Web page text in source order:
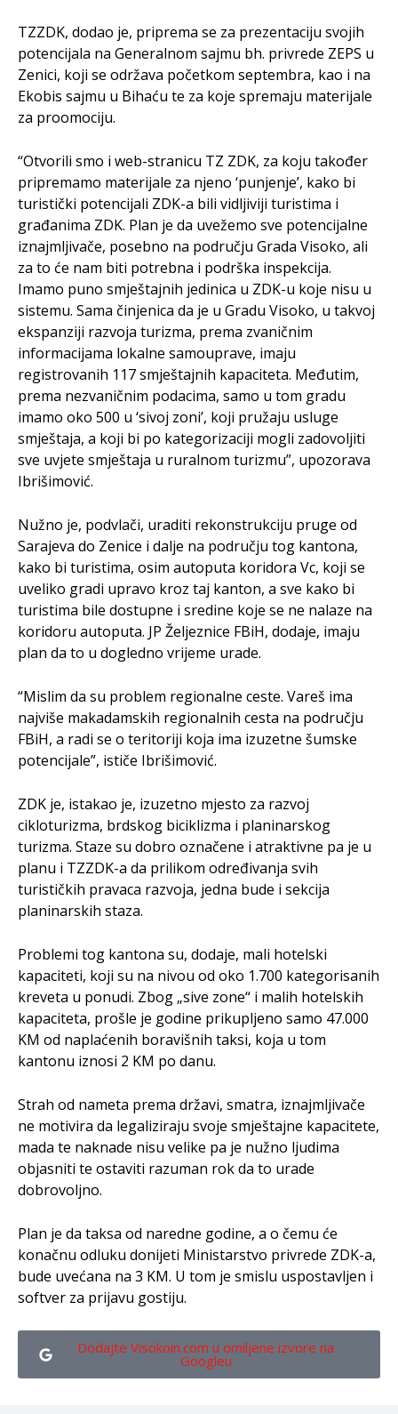
TZZDK, dodao je, priprema se za prezentaciju svojih
potencijala na Generalnom sajmu bh. privrede ZEPS u
Zenici, koji se održava početkom septembra, kao i na
Ekobis sajmu u Bihaću te za koje spremaju materijale
za proomociju.
“Otvorili smo i web-stranicu TZ ZDK, za koju također
pripremamo materijale za njeno ‘punjenje’, kako bi
turistički potencijali ZDK-a bili vidljiviji turistima i
građanima ZDK. Plan je da uvežemo sve potencijalne
iznajmljivače, posebno na području Grada Visoko, ali
za to će nam biti potrebna i podrška inspekcija.
Imamo puno smještajnih jedinica u ZDK-u koje nisu u
sistemu. Sama činjenica da je u Gradu Visoko, u takvoj
ekspanziji razvoja turizma, prema zvaničnim
informacijama lokalne samouprave, imaju
registrovanih 117 smještajnih kapaciteta. Međutim,
prema nezvaničnim podacima, samo u tom gradu
imamo oko 500 u ‘sivoj zoni’, koji pružaju usluge
smještaja, a koji bi po kategorizaciji mogli zadovoljiti
sve uvjete smještaja u ruralnom turizmu”, upozorava
Ibrišimović.
Nužno je, podvlači, uraditi rekonstrukciju pruge od
Sarajeva do Zenice i dalje na području tog kantona,
kako bi turistima, osim autoputa koridora Vc, koji se
uveliko gradi upravo kroz taj kanton, a sve kako bi
turistima bile dostupne i sredine koje se ne nalaze na
koridoru autoputa. JP Željeznice FBiH, dodaje, imaju
plan da to u dogledno vrijeme urade.
“Mislim da su problem regionalne ceste. Vareš ima
najviše makadamskih regionalnih cesta na području
FBiH, a radi se o teritoriji koja ima izuzetne šumske
potencijale”, ističe Ibrišimović.
ZDK je, istakao je, izuzetno mjesto za razvoj
cikloturizma, brdskog biciklizma i planinarskog
turizma. Staze su dobro označene i atraktivne pa je u
planu i TZZDK-a da prilikom određivanja svih
turističkih pravaca razvoja, jedna bude i sekcija
planinarskih staza.
Problemi tog kantona su, dodaje, mali hotelski
kapaciteti, koji su na nivou od oko 1.700 kategorisanih
kreveta u ponudi. Zbog „sive zone“ i malih hotelskih
kapaciteta, prošle je godine prikupljeno samo 47.000
KM od naplaćenih boravišnih taksi, koja u tom
kantonu iznosi 2 KM po danu.
Strah od nameta prema državi, smatra, iznajmljivače
ne motivira da legaliziraju svoje smještajne kapacitete,
mada te naknade nisu velike pa je nužno ljudima
objasniti te ostaviti razuman rok da to urade
dobrovoljno.
Plan je da taksa od naredne godine, a o čemu će
konačnu odluku donijeti Ministarstvo privrede ZDK-a,
bude uvećana na 3 KM. U tom je smislu uspostavljen i
softver za prijavu gostiju.
Dodajte Visokoin.com u omiljene izvore na
Googleu